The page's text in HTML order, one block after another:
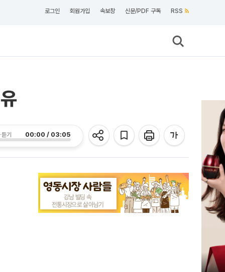
로그인 회원가입 속보창 신문/PDF 구독 RSS
듣기 00:00 / 03:05